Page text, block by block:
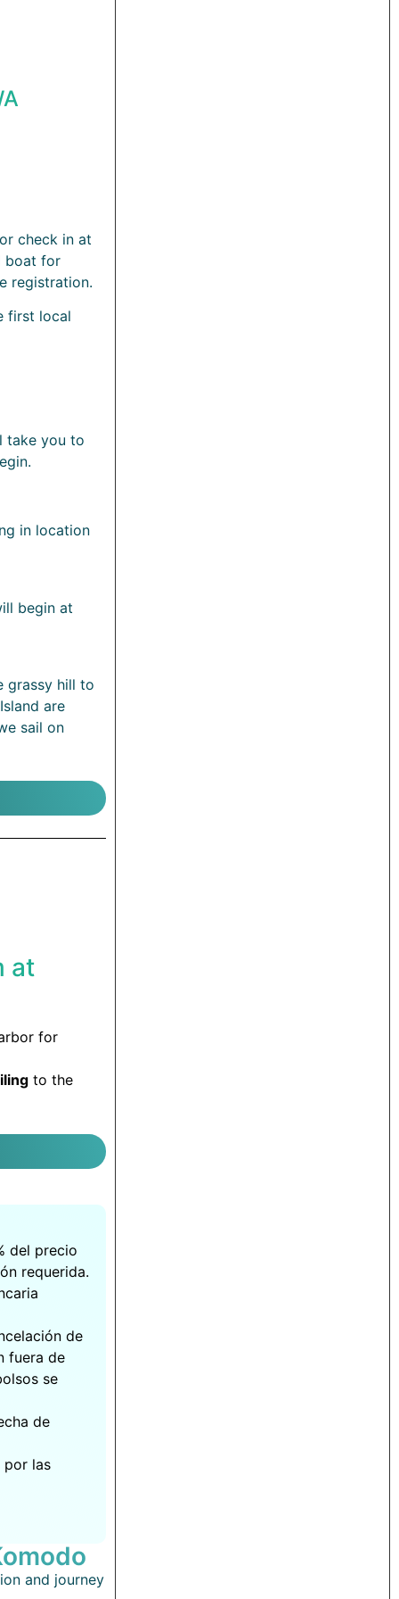
check in at
boat for
registration.
first local
take you to
in location
begin at
grassy hill to
are
sail on
at
for
to the
del precio
requerida.
de
fuera de
se
de
por las
and journey